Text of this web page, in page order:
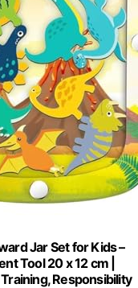
Jar Set for Kids –
Tool 20 x 12 cm |
Responsibility